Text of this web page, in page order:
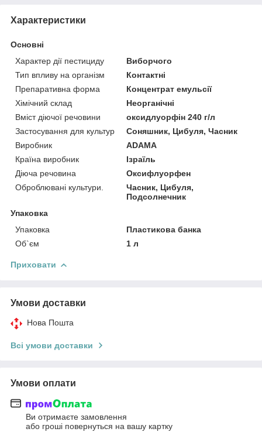
Характеристики
Основні
Характер дії пестициду
Виборчого
Тип впливу на організм
Контактні
Препаративна форма
Концентрат емульсії
Хімічний склад
Неорганічні
Вміст діючої речовини
оксидлуорфін 240 г/л
Застосування для культур
Соняшник, Цибуля, Часник
Виробник
ADAMA
Країна виробник
Ізраїль
Діюча речовина
Оксифлуорфен
Оброблювані культури.
Часник, Цибуля,
Подсолнечник
Упаковка
Упаковка
Пластикова банка
Об`єм
1 л
Приховати
Умови доставки
Нова Пошта
Всі умови доставки
Умови оплати
Ви отримаєте замовлення
або гроші повернуться на вашу картку